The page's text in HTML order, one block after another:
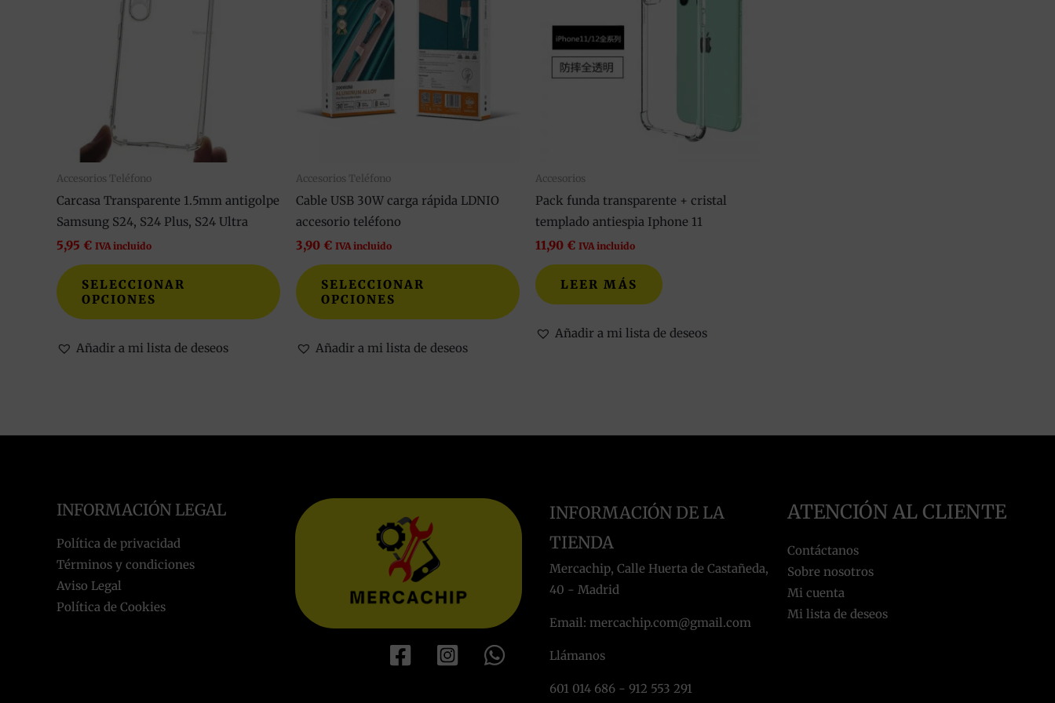
Accesorios Teléfono
Carcasa Transparente 1.5mm antigolpe
Samsung S24, S24 Plus, S24 Ultra
5,95 € IVA incluido
SELECCIONAR
OPCIONES
pueden
página
producto
Añadir a mi lista de deseos
Accesorios Teléfono
Cable USB 30W carga rápida LDNIO
accesorio teléfono
3,90 € IVA incluido
SELECCIONAR
OPCIONES
variantes.
opciones
página
producto
Añadir a mi lista de deseos
Accesorios
Pack funda transparente + cristal
templado antiespia Iphone 11
11,90 € IVA incluido
LEER MÁS
Añadir a mi lista de deseos
INFORMACIÓN LEGAL
Política de privacidad
Términos y condiciones
Aviso Legal
Política de Cookies
INFORMACIÓN DE LA
TIENDA
Mercachip, Calle Huerta de Castañeda,
40 - Madrid
Email: mercachip.com@gmail.com
Llámanos
601 014 686 - 912 553 291
ATENCIÓN AL CLIENTE
Contáctanos
Sobre nosotros
Mi cuenta
Mi lista de deseos